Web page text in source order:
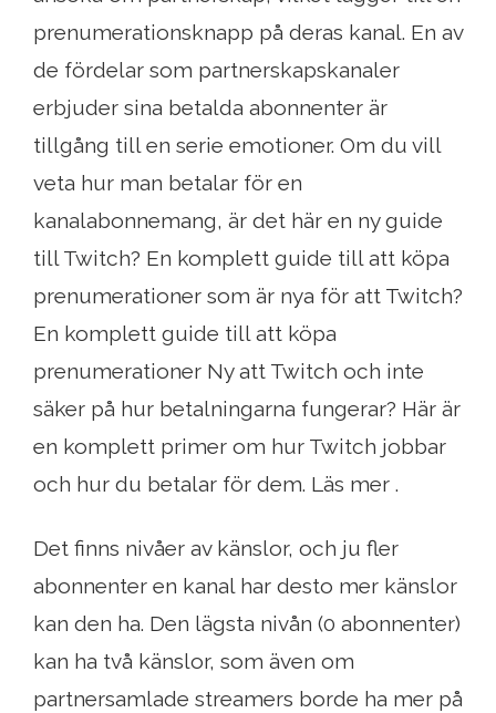
prenumerationsknapp på deras kanal. En av
de fördelar som partnerskapskanaler
erbjuder sina betalda abonnenter är
tillgång till en serie emotioner. Om du vill
veta hur man betalar för en
kanalabonnemang, är det här en ny guide
till Twitch? En komplett guide till att köpa
prenumerationer som är nya för att Twitch?
En komplett guide till att köpa
prenumerationer Ny att Twitch och inte
säker på hur betalningarna fungerar? Här är
en komplett primer om hur Twitch jobbar
och hur du betalar för dem. Läs mer .
Det finns nivåer av känslor, och ju fler
abonnenter en kanal har desto mer känslor
kan den ha. Den lägsta nivån (0 abonnenter)
kan ha två känslor, som även om
partnersamlade streamers borde ha mer på